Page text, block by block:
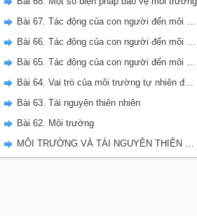
Bài 67. Tác động của con người đến môi trường không khí và nước
Bài 66. Tác động của con người đến môi trường đất
Bài 65. Tác động của con người đến môi trường rừng
Bài 64. Vai trò của môi trường tự nhiên đối với đời sống con người
Bài 63. Tài nguyên thiên nhiên
Bài 62. Môi trường
MÔI TRƯỜNG VÀ TÀI NGUYÊN THIÊN NHIÊN - VBT KHOA HỌC 5